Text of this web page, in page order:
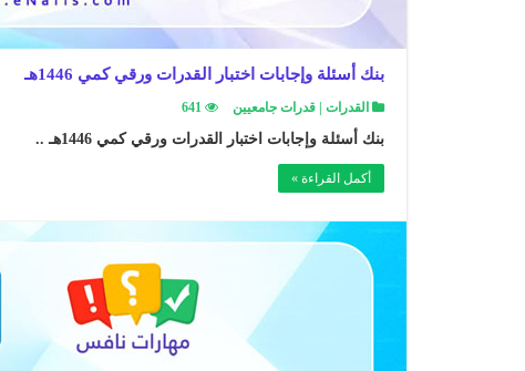
بنك أسئلة وإجابات اختبار القدرات ورقي كمي 1446هـ
القدرات | قدرات جامعيين 641
بنك أسئلة وإجابات اختبار القدرات ورقي كمي 1446هـ ..
أكمل القراءة »